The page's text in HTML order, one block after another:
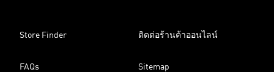
Store Finder ติดต่อร้านค้าออนไลน์
FAQs Sitemap